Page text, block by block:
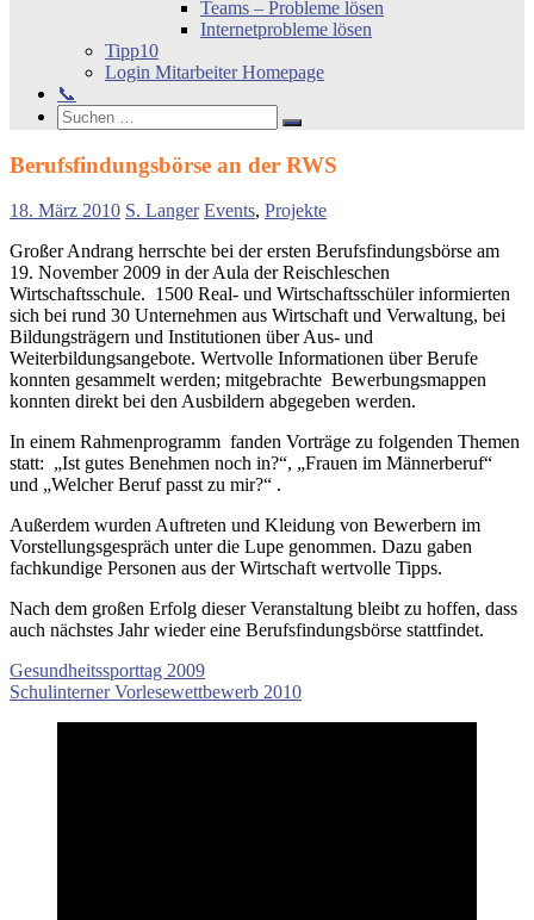
Teams – Probleme lösen
Internetprobleme lösen
Tipp10
Login Mitarbeiter Homepage
📞
Search
Suchen
nach:
Suchen
Berufsfindungsbörse an der RWS
18. März 2010 S. Langer Events, Projekte
Großer Andrang herrschte bei der ersten Berufsfindungsbörse am
19. November 2009 in der Aula der Reischleschen
Wirtschaftsschule. 1500 Real- und Wirtschaftsschüler informierten
sich bei rund 30 Unternehmen aus Wirtschaft und Verwaltung, bei
Bildungsträgern und Institutionen über Aus- und
Weiterbildungsangebote. Wertvolle Informationen über Berufe
konnten gesammelt werden; mitgebrachte Bewerbungsmappen
konnten direkt bei den Ausbildern abgegeben werden.
In einem Rahmenprogramm fanden Vorträge zu folgenden Themen
statt: „Ist gutes Benehmen noch in?“, „Frauen im Männerberuf“
und „Welcher Beruf passt zu mir?“ .
Außerdem wurden Auftreten und Kleidung von Bewerbern im
Vorstellungsgespräch unter die Lupe genommen. Dazu gaben
fachkundige Personen aus der Wirtschaft wertvolle Tipps.
Nach dem großen Erfolg dieser Veranstaltung bleibt zu hoffen, dass
auch nächstes Jahr wieder eine Berufsfindungsbörse stattfindet.
Beitragsnavigation
Vorheriger
Beitrag:
Gesundheitssporttag 2009
Nächster
Schulinterner Vorlesewettbewerb 2010